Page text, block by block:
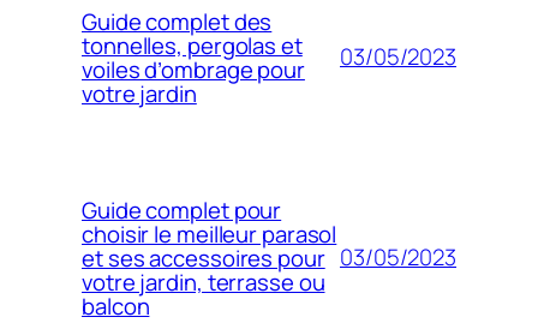
Guide complet des
tonnelles, pergolas et
voiles d’ombrage pour
votre jardin
03/05/2023
Guide complet pour
choisir le meilleur parasol
et ses accessoires pour
votre jardin, terrasse ou
balcon
03/05/2023